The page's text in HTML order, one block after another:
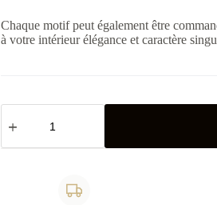
Chaque motif peut également être
à votre intérieur élégance et caractère
quantité
Papier
peint